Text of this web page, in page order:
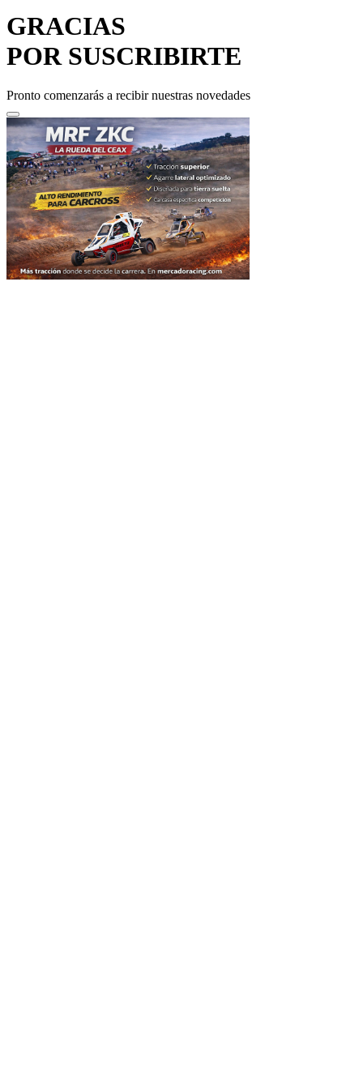
GRACIAS
POR SUSCRIBIRTE
Pronto comenzarás a recibir nuestras novedades